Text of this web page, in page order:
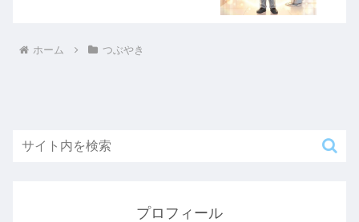
ホーム つぶやき
プロフィール